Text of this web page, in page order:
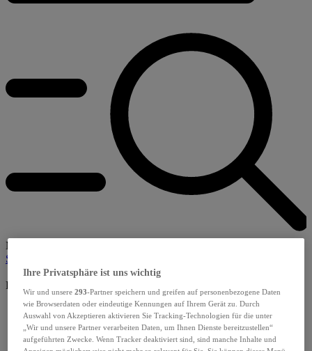
Menü
Streaming
Benutzerbereich
Ihre Privatsphäre ist uns wichtig
Wir und unsere293-Partner speichern und greifen auf personenbezogene Daten
wie Browserdaten oder eindeutige Kennungen auf Ihrem Gerät zu. Durch
Auswahl von Akzeptieren aktivieren Sie Tracking-Technologien für die unter
„Wir und unsere Partner verarbeiten Daten, um Ihnen Dienste bereitzustellen“
aufgeführten Zwecke. Wenn Tracker deaktiviert sind, sind manche Inhalte und